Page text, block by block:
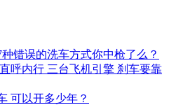
错误的洗车方式你中枪了么？
呼内行 三台飞机引擎 刹车要靠
可以开多少年？